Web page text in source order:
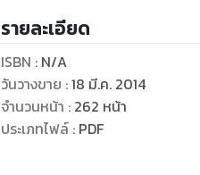
รายละเอียด
ISBN : N/A
วันวางขาย :18 มี.ค. 2014
จำนวนหน้า : 262 หน้า
ประเภทไฟล์: PDF